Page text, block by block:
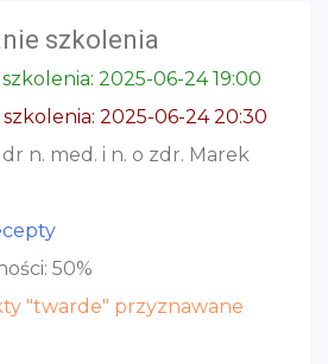
szkolenia
2025-06-24 19:00
2025-06-24 20:30
n. med. i n. o zdr. Marek
50%
"twarde" przyznawane